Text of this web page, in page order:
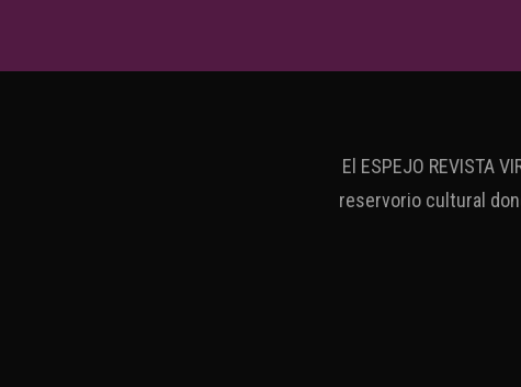
El ESPEJO REVISTA
reservorio cultural